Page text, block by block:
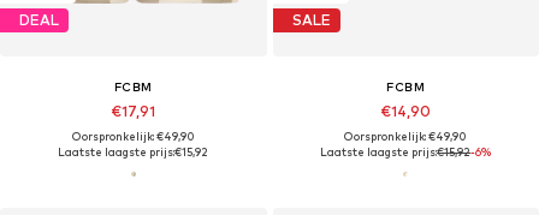
DEAL
FCBM
€17,91
Oorspronkelijk: €49,90
Laatste laagste prijs:€15,92
SALE
FCBM
€14,90
Oorspronkelijk: €49,90
Laatste laagste prijs:€15,92-6%